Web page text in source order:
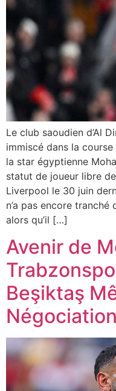
Le club saoudien d’Al
immiscé dans la
la star égyptienne
statut de joueur libre
Liverpool le 30 juin
n’a pas encore
alors qu’il […]
Avenir de
Beşiktaş